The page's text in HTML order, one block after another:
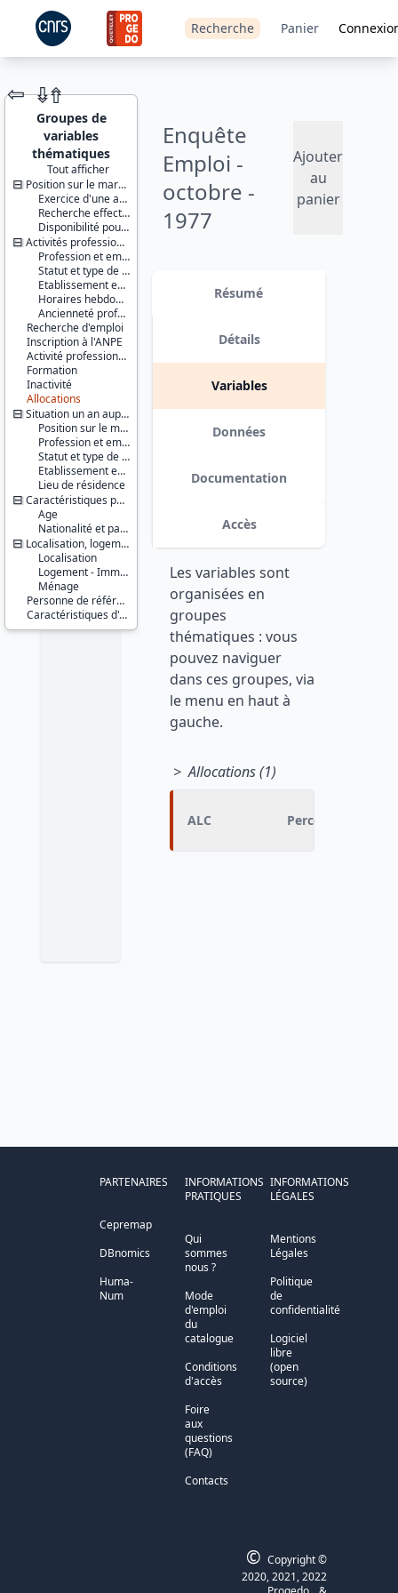
Recherche Panier
JEU DE
DONNÉES
Enquête
Emploi -
octobre -
1977
Ajouter
au
panier
⇦ ⇮⇮
Groupes de
variables
thématiques
Tout afficher
Position sur le marché du travail
Exercice d'une activité professionnelle effective
Recherche effective d'un travail
Disponibilité pour travailler
Activités professionnelles
Profession et employeur principaux
Statut et type de contrat
Etablissement employeur
Horaires hebdomadaires
Ancienneté professionnelle
Recherche d'emploi
Inscription à l'ANPE
Activité professionnelle antérieure
Formation
Inactivité
Allocations
Situation un an auparavant
Position sur le marché du travail
Profession et employeur principaux
Statut et type de contrat
Etablissement employeur
Lieu de résidence
Caractéristiques personnelles
Age
Nationalité et pays de naissance
Localisation, logement, ménage
Localisation
Logement - Immeuble
Ménage
Personne de référence du ménage
Caractéristiques d'enquête
Identifiants :
lil-0816
doi:10.13144/lil-
0816
Thème :
Travail et
emploi
Série :
Enquête
Emploi
Couverture
géographique :
France
métropolitaine
Producteur :
INSEE
Diffuseur :
Progedo-
Adisp
Résumé
Détails
Variables
Données
Documentation
Accès
Les variables sont
organisées en
groupes
thématiques : vous
pouvez naviguer
dans ces groupes, via
le menu en haut à
gauche.
> Allocations (1)
ALC Perception d'une
PARTENAIRES
Cepremap
DBnomics
Huma-
Num
INFORMATIONS
PRATIQUES
Qui
sommes
nous ?
Mode
d'emploi
du
catalogue
Conditions
d'accès
Foire
aux
questions
(FAQ)
Contacts
INFORMATIONS
LÉGALES
Mentions
Légales
Politique
de
confidentialité
Logiciel
libre
(open
source)
© Copyright ©
2020, 2021, 2022